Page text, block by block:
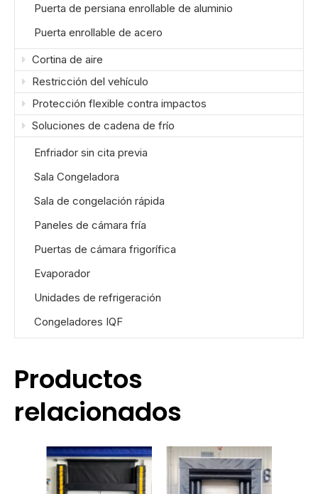
Puerta de persiana enrollable de aluminio
Puerta enrollable de acero
Cortina de aire
Restricción del vehículo
Protección flexible contra impactos
Soluciones de cadena de frío
Enfriador sin cita previa
Sala Congeladora
Sala de congelación rápida
Paneles de cámara fría
Puertas de cámara frigorífica
Evaporador
Unidades de refrigeración
Congeladores IQF
Productos
relacionados